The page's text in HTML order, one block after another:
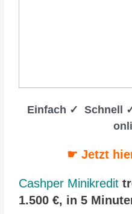
Einfach ✓ Schnell
☛ Jetzt
Cashper Minikredit
1.500 €, in 5